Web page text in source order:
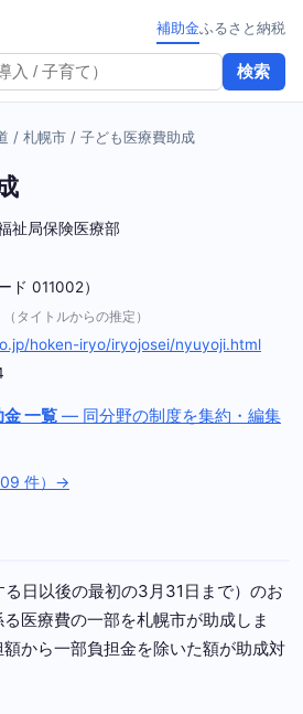
検索
補助金ふるさと納税
/ 札幌市 / 子ども医療費助成
祉局保険医療部
ド 011002）
（タイトルからの推定）
hoken-iryo/iryojosei/nyuyoji.html
一覧 — 同分野の制度を集約・編集
件）→
日以後の最初の3月31日まで）のお
医療費の一部を札幌市が助成しま
から一部負担金を除いた額が助成対